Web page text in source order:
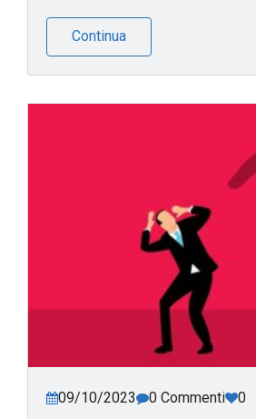
Continua
09/10/2023 0 Commenti 0